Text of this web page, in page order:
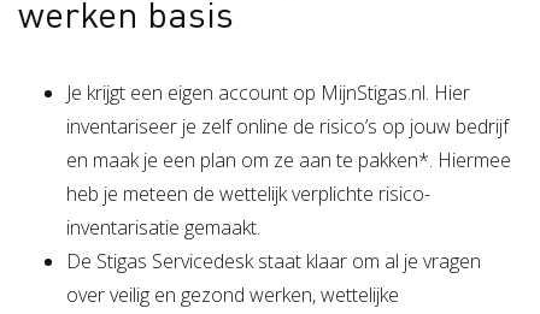
Verzuimbegeleiding
Vitaliteit
Vitaliteitsscan Vertrouwenspersoon
Actueel
Actueel
Nieuws Nieuwsbrief Publicaties Agenda
Over Stigas
3V's van Stigas Aan de slag met Vitaliteit
werken basis
Je krijgt een eigen account op MijnStigas.nl. Hier
inventariseer je zelf online de risico’s op jouw bedrijf
en maak je een plan om ze aan te pakken*. Hiermee
heb je meteen de wettelijk verplichte risico-
inventarisatie gemaakt.
De Stigas Servicedesk staat klaar om al je vragen
over veilig en gezond werken, wettelijke